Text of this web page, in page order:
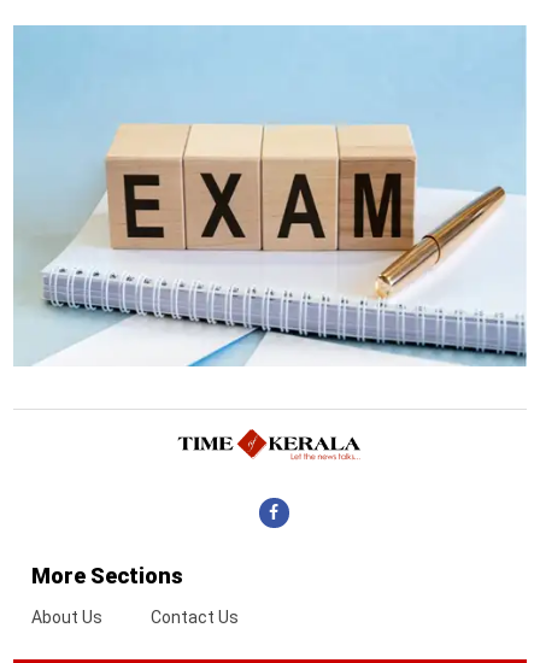
More Sections
About Us Contact Us